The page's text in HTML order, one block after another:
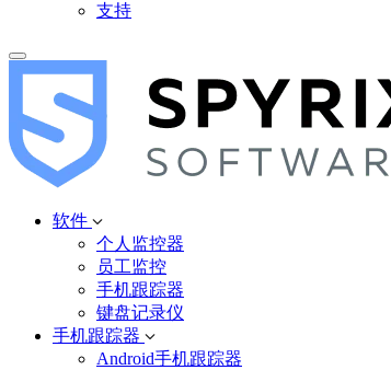
支持
软件
个人监控器
员工监控
手机跟踪器
键盘记录仪
手机跟踪器
Android手机跟踪器